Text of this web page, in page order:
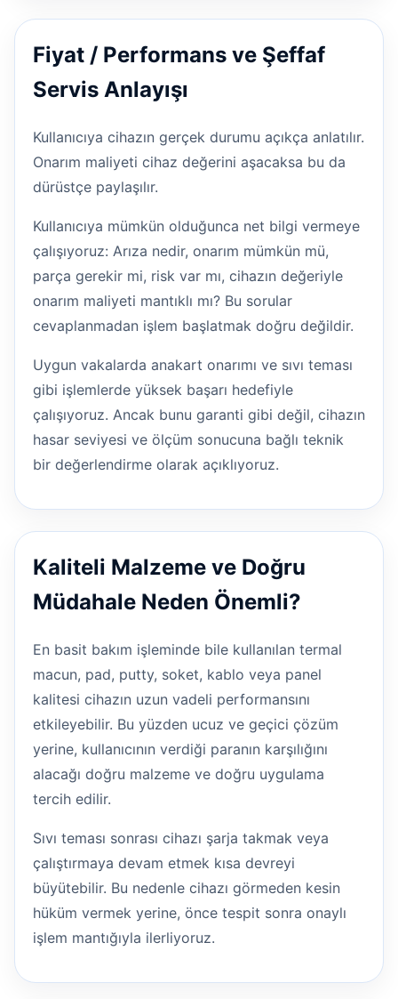
Fiyat / Performans ve Şeffaf
Servis Anlayışı
Kullanıcıya cihazın gerçek durumu açıkça anlatılır.
Onarım maliyeti cihaz değerini aşacaksa bu da
dürüstçe paylaşılır.
Kullanıcıya mümkün olduğunca net bilgi vermeye
çalışıyoruz: Arıza nedir, onarım mümkün mü,
parça gerekir mi, risk var mı, cihazın değeriyle
onarım maliyeti mantıklı mı? Bu sorular
cevaplanmadan işlem başlatmak doğru değildir.
Uygun vakalarda anakart onarımı ve sıvı teması
gibi işlemlerde yüksek başarı hedefiyle
çalışıyoruz. Ancak bunu garanti gibi değil, cihazın
hasar seviyesi ve ölçüm sonucuna bağlı teknik
bir değerlendirme olarak açıklıyoruz.
Kaliteli Malzeme ve Doğru
Müdahale Neden Önemli?
En basit bakım işleminde bile kullanılan termal
macun, pad, putty, soket, kablo veya panel
kalitesi cihazın uzun vadeli performansını
etkileyebilir. Bu yüzden ucuz ve geçici çözüm
yerine, kullanıcının verdiği paranın karşılığını
alacağı doğru malzeme ve doğru uygulama
tercih edilir.
Sıvı teması sonrası cihazı şarja takmak veya
çalıştırmaya devam etmek kısa devreyi
büyütebilir. Bu nedenle cihazı görmeden kesin
hüküm vermek yerine, önce tespit sonra onaylı
işlem mantığıyla ilerliyoruz.